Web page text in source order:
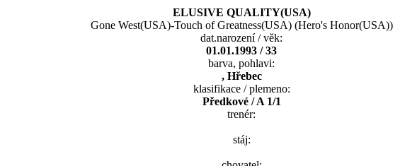
ELUSIVE QUALITY(USA)
Gone West(USA)-Touch of Greatness(USA)(Hero's Honor(USA))
dat.narození / věk:
01.01.1993 / 33
barva, pohlavi:
, Hřebec
klasifikace / plemeno:
Předkové / A 1/1
trenér:
stáj: